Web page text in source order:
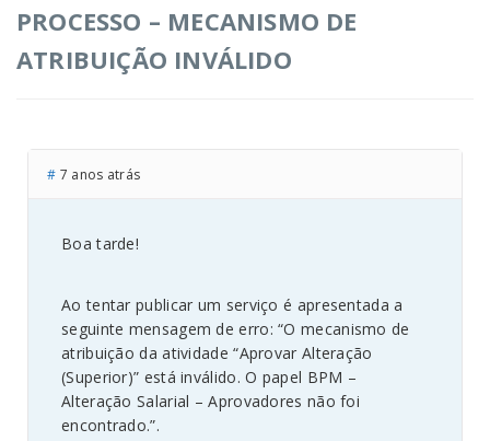
PROCESSO – MECANISMO DE
ATRIBUIÇÃO INVÁLIDO
# 7 anos atrás
Boa tarde!
Ao tentar publicar um serviço é apresentada a
seguinte mensagem de erro: “O mecanismo de
atribuição da atividade “Aprovar Alteração
(Superior)” está inválido. O papel BPM –
Alteração Salarial – Aprovadores não foi
encontrado.”.